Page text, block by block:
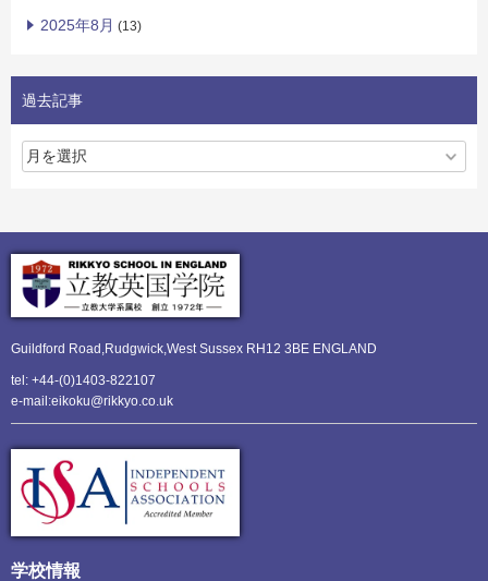
2025年8月 (13)
過去記事
Guildford Road,Rudgwick,West Sussex RH12 3BE ENGLAND
tel: +44-(0)1403-822107
e-mail:eikoku@rikkyo.co.uk
学校情報